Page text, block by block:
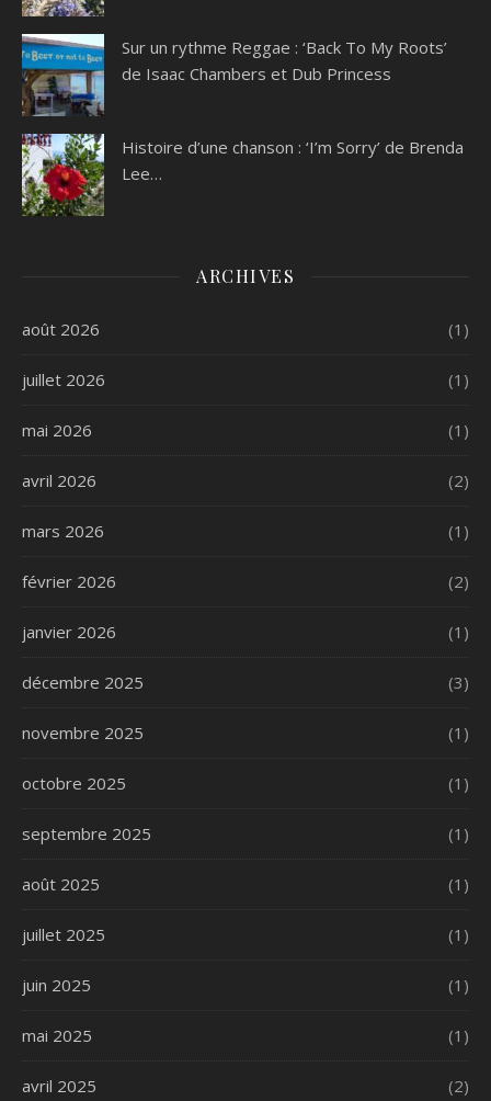
Sur un rythme Reggae : ‘Back To My Roots’
de Isaac Chambers et Dub Princess
Histoire d’une chanson : ‘I’m Sorry’ de Brenda
Lee…
ARCHIVES
août 2026 (1)
juillet 2026 (1)
mai 2026 (1)
avril 2026 (2)
mars 2026 (1)
février 2026 (2)
janvier 2026 (1)
décembre 2025 (3)
novembre 2025 (1)
octobre 2025 (1)
septembre 2025 (1)
août 2025 (1)
juillet 2025 (1)
juin 2025 (1)
mai 2025 (1)
avril 2025 (2)